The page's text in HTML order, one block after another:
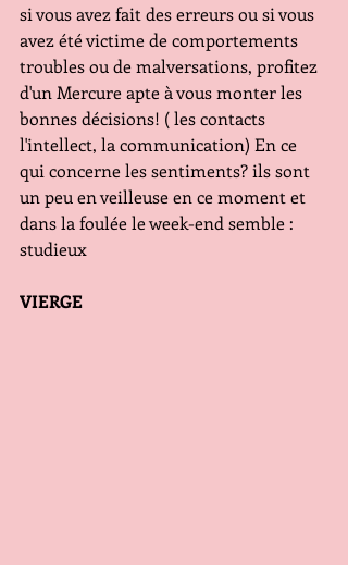
si vous avez fait des erreurs ou si vous
avez été victime de comportements
troubles ou de malversations, profitez
d'un Mercure apte à vous monter les
bonnes décisions! ( les contacts
l'intellect, la communication) En ce
qui concerne les sentiments? ils sont
un peu en veilleuse en ce moment et
dans la foulée le week-end semble :
studieux
VIERGE